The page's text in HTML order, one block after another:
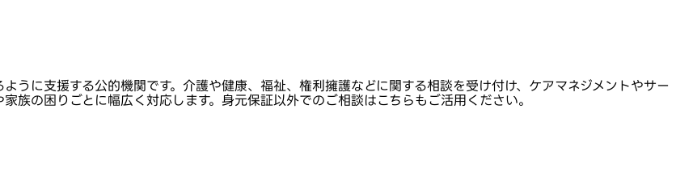
うに支援する公的機関です。介護や健康、福祉、権利擁護などに関する相談を受け付け、ケアマネジメントやサー
族の困りごとに幅広く対応します。身元保証以外でのご相談はこちらもご活用ください。